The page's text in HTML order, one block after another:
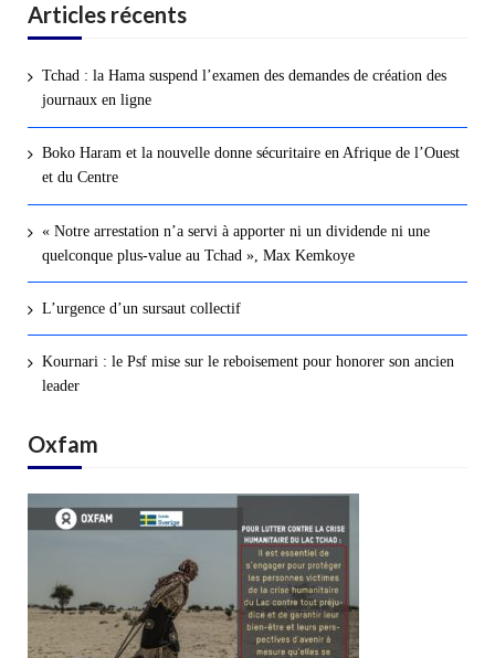
Articles récents
Tchad : la Hama suspend l’examen des demandes de création des
journaux en ligne
Boko Haram et la nouvelle donne sécuritaire en Afrique de l’Ouest
et du Centre
« Notre arrestation n’a servi à apporter ni un dividende ni une
quelconque plus-value au Tchad », Max Kemkoye
L’urgence d’un sursaut collectif
Kournari : le Psf mise sur le reboisement pour honorer son ancien
leader
Oxfam